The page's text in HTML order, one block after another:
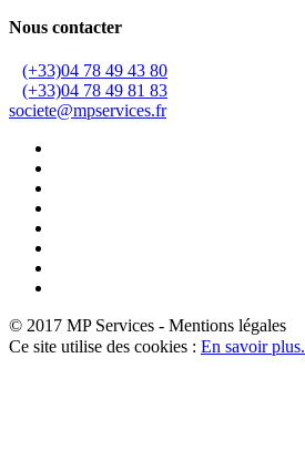
Nous contacter
(+33)04 78 49 43 80
(+33)04 78 49 81 83
societe@mpservices.fr
© 2017 MP Services - Mentions légales
Ce site utilise des cookies : En savoir plus.